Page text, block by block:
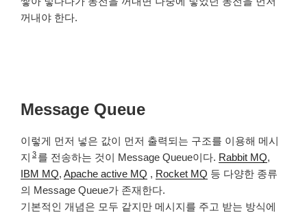
꺼내야 한다.
Message Queue
이렇게 먼저 넣은 값이 먼저 출력되는 구조를 이용해 메시
지 3 를 전송하는 것이 Message Queue이다. Rabbit MQ,
IBM MQ, Apache active MQ , Rocket MQ 등 다양한 종류
의 Message Queue가 존재한다.
기본적인 개념은 모두 같지만 메시지를 주고 받는 방식에